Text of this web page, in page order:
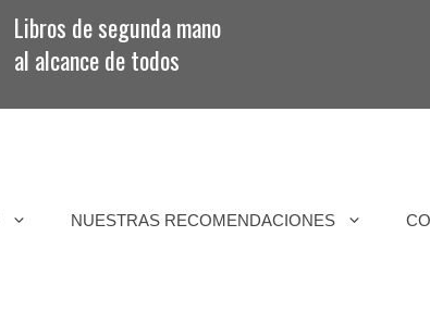
Libros de segunda mano
al alcance de todos
NUESTRAS RECOMENDACIONES